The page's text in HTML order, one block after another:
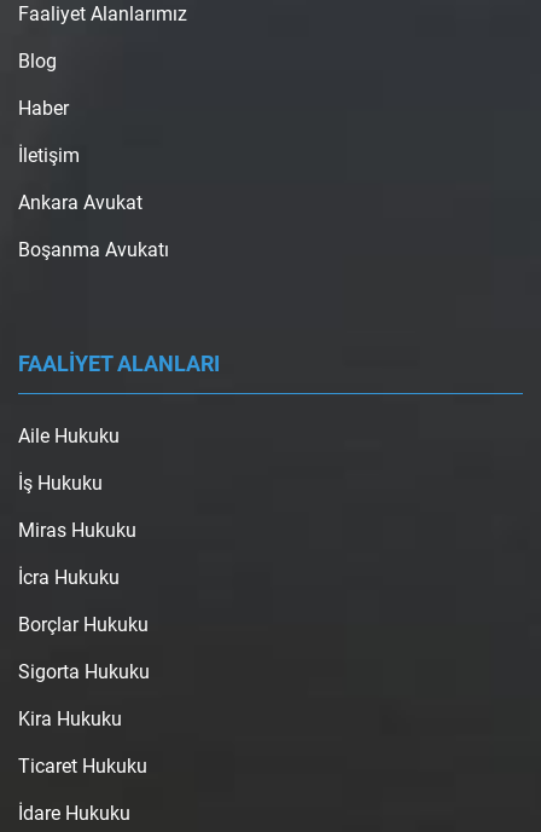
Faaliyet Alanlarımız
Blog
Haber
İletişim
Ankara Avukat
Boşanma Avukatı
FAALİYET ALANLARI
Aile Hukuku
İş Hukuku
Miras Hukuku
İcra Hukuku
Borçlar Hukuku
Sigorta Hukuku
Kira Hukuku
Ticaret Hukuku
İdare Hukuku